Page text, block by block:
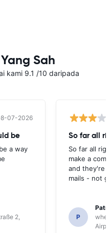
Sah
kami 9.1 /10 daripada
07-2026
be
a way
2,
So far all
So far all
make a
and they're
mails - not
P